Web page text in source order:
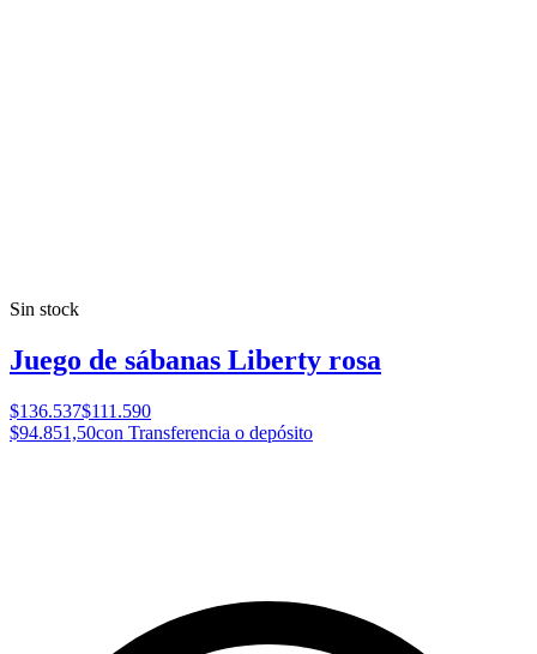
Sin stock
Juego de sábanas Liberty rosa
$136.537$111.590
$94.851,50con Transferencia o depósito